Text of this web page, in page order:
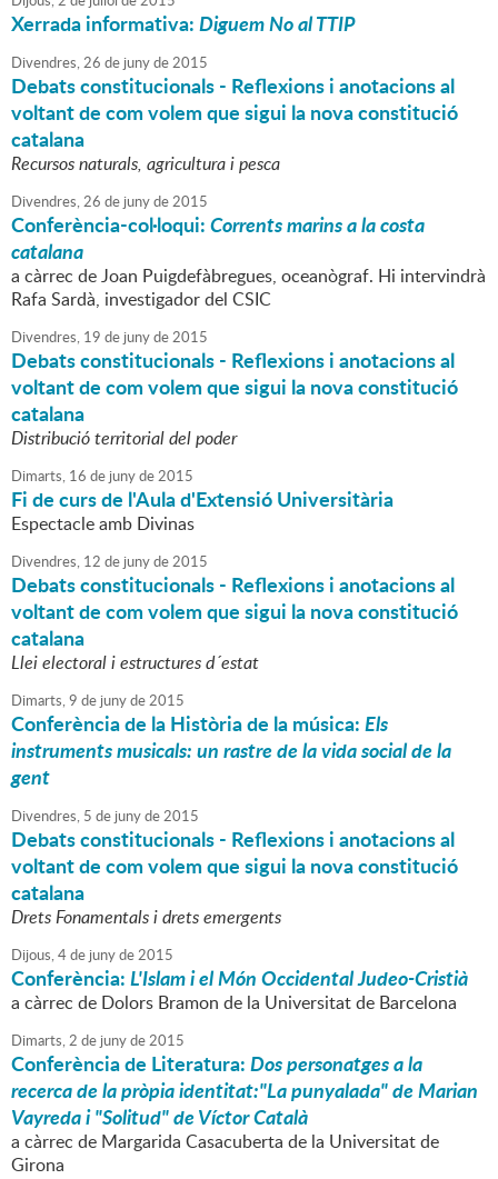
Xerrada informativa:Diguem No al TTIP
Divendres,26 de junyde2015
Debats constitucionals - Reflexions i anotacions al
voltant de com volem que sigui la nova constitució
catalana
Recursos naturals, agricultura i pesca
Divendres,26 de junyde2015
Conferència-col·loqui:Corrents marins a la costa
catalana
a càrrec de Joan Puigdefàbregues, oceanògraf. Hi intervindrà
Rafa Sardà, investigador del CSIC
Divendres, 19 de junyde2015
Debats constitucionals - Reflexions i anotacions al
voltant de com volem que sigui la nova constitució
catalana
Distribució territorial del poder
Dimarts, 16 de junyde2015
Fi de curs de l'Aula d'Extensió Universitària
Espectacle amb Divinas
Divendres, 12 de junyde2015
Debats constitucionals - Reflexions i anotacions al
voltant de com volem que sigui la nova constitució
catalana
Llei electoral i estructures d´estat
Dimarts,9 de junyde2015
Conferència de la Història de la música:Els
instruments musicals: un rastre de la vida social de la
gent
Divendres, 5 de junyde2015
Debats constitucionals - Reflexions i anotacions al
voltant de com volem que sigui la nova constitució
catalana
Drets Fonamentals i drets emergents
Dijous,4de junyde2015
Conferència:L'Islam i el Món Occidental Judeo-Cristià
a càrrec de Dolors Bramon de la Universitat de Barcelona
Dimarts,2 de junyde2015
Conferència de Literatura:Dos personatges a la
recerca de la pròpia identitat:"La punyalada" de Marian
Vayreda i "Solitud" de Víctor Català
a càrrec de Margarida Casacuberta de la Universitat de
Girona